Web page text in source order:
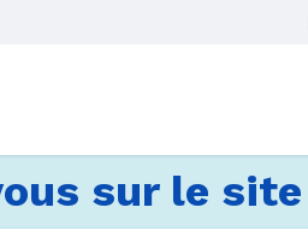
sur le site